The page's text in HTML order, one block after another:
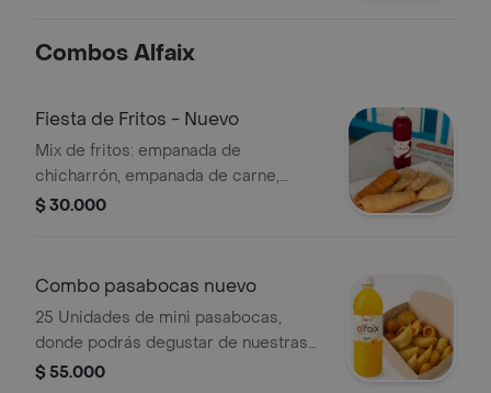
Combos Alfaix
Fiesta de Fritos - Nuevo
Mix de fritos: empanada de
chicharrón, empanada de carne,
empanada de pollo, el favorito dedito
Corozo.
$ 30.000
Combo pasabocas nuevo
25 Unidades de mini pasabocas,
donde podrás degustar de nuestras
deliciosas mini arepas de huevo,
$ 55.000